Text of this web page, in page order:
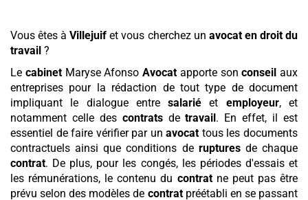
Vous êtes àVillejuif et vous cherchez un avocat en droit du
travail ?
Le cabinetMaryse Afonso Avocat apporte sonconseil aux
entreprises pour la rédaction de tout type de document
impliquant le dialogue entresalarié et employeur, et
notamment celle des contratsdetravail. En effet, il est
essentiel de faire vérifier par unavocat tous les documents
contractuels ainsi que conditions de rupturesde chaque
contrat. De plus, pour les congés, les périodes d'essais et
les rémunérations, le contenu du contratne peut pas être
prévu selon des modèles de contratpréétabli en se passant